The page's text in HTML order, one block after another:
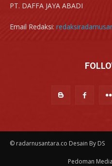
PT. DAFFA JAYA ABADI
Email Redaksi:
© radarnusantara.co Desain By DS
Pedoman